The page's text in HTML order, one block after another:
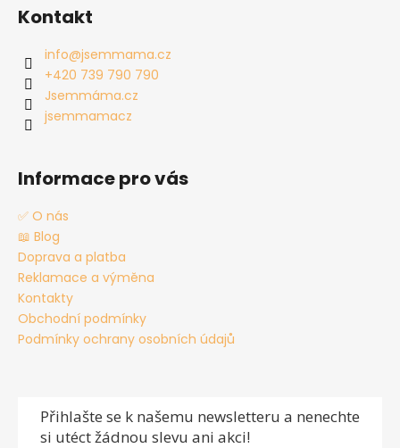
Kontakt
info@jsemmama.cz
+420 739 790 790
Jsemmáma.cz
jsemmamacz
Informace pro vás
✅ O nás
📖 Blog
Doprava a platba
Reklamace a výměna
Kontakty
Obchodní podmínky
Podmínky ochrany osobních údajů
Přihlašte se k našemu newsletteru a nenechte
si utéct žádnou slevu ani akci!